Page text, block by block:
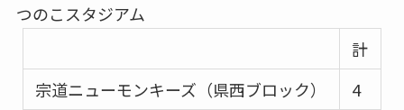
つのこスタジアム
計
宗道ニューモンキーズ（県西ブロック）
4